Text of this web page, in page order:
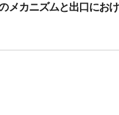
カニズムと出口におけ